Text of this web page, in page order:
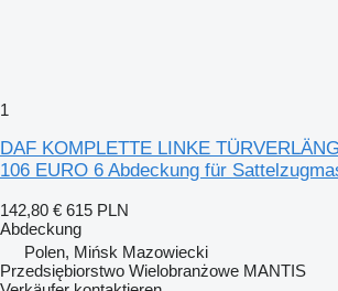
1
DAF KOMPLETTE LINKE
106 EURO 6 Abdeckung für
142,80 € 615 PLN
Abdeckung
Polen, Mińsk Mazowiecki
Przedsiębiorstwo Wielobranżowe MANTIS